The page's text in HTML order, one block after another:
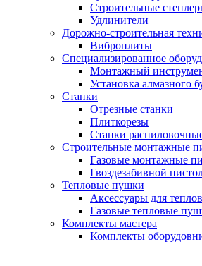
Строительные
Удлинители
Дорожно-строительная
Виброплиты
Специализированное
Монтажный
Установка алмазного
Станки
Отрезные станки
Плиткорезы
Станки
Строительные монтажные
Газовые монтажные
Гвоздезабивной
Тепловые пушки
Аксессуары для
Газовые тепловые
Комплекты мастера
Комплекты